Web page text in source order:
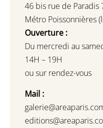
46 bis rue de Paradis
Métro Poissonnières
Ouverture :
Du mercredi au
14H – 19H
ou sur rendez-vous
Mail :